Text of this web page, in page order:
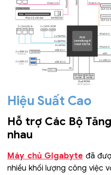
Hiệu Suất Cao
Hỗ trợ Các Bộ
nhau
Máy chủ Gigabyte đã
nhiều khối lượng công việc